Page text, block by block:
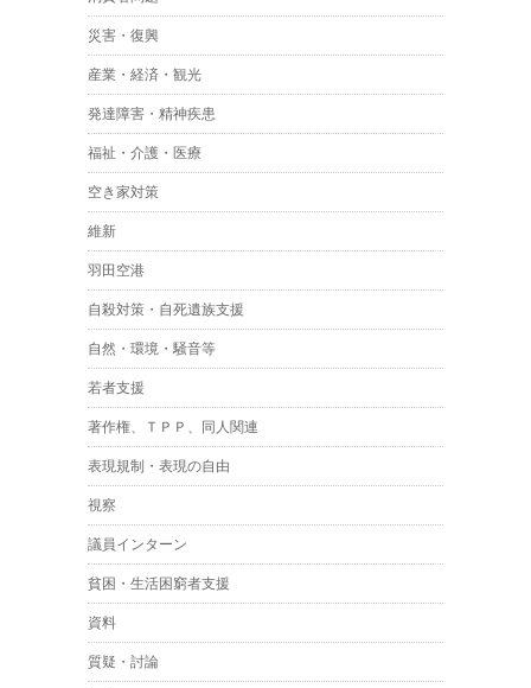
災害・復興
産業・経済・観光
発達障害・精神疾患
福祉・介護・医療
空き家対策
維新
羽田空港
自殺対策・自死遺族支援
自然・環境・騒音等
若者支援
著作権、ＴＰＰ、同人関連
表現規制・表現の自由
視察
議員インターン
貧困・生活困窮者支援
資料
質疑・討論